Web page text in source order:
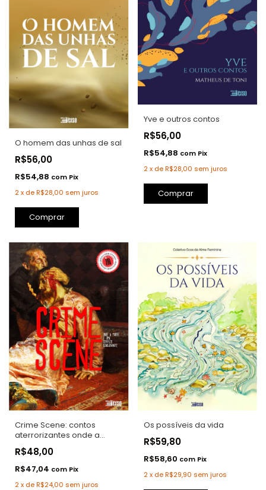
O homem das unhas de sal
R$56,00
R$54,88 com Pix
2x deR$28,00 sem juros
Comprar
Yve e outros contos
R$56,00
R$54,88 com Pix
2 x deR$28,00 sem juros
Comprar
Crime Scene: contos
aterrorizantes onde a
morte é uma simples
coadjuvante
R$48,00
R$47,04 com Pix
2x deR$24,00 sem juros
Os possíveis da vida
R$59,80
R$58,60 com Pix
2 x deR$29,90 sem juros